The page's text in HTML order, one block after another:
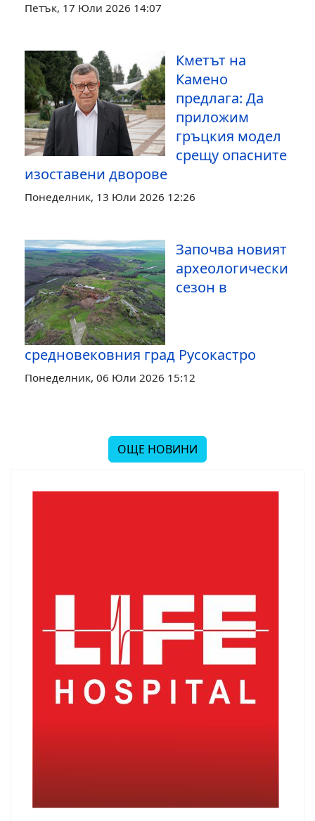
Петък, 17 Юли 2026 14:07
Кметът на
Камено
предлага: Да
приложим
гръцкия модел
срещу опасните
изоставени дворове
Понеделник, 13 Юли 2026 12:26
Започва новият
археологически
сезон в
средновековния град Русокастро
Понеделник, 06 Юли 2026 15:12
ОЩЕ НОВИНИ